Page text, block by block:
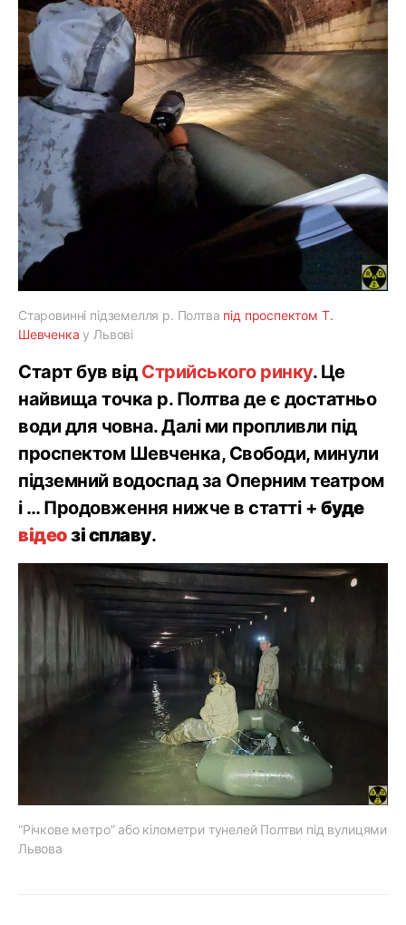
Старовинні підземелля р. Полтва під проспектом Т.
Шевченка у Львові
Старт був від Стрийського ринку. Це
найвища точка р. Полтва де є достатньо
води для човна. Далі ми пропливли під
проспектом Шевченка, Свободи, минули
підземний водоспад за Оперним театром
і … Продовження нижче в статті + буде
відеозі сплаву.
“Річкове метро” або кілометри тунелей Полтви під вулицями
Львова